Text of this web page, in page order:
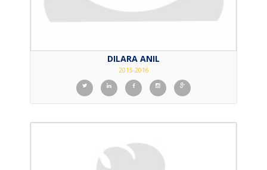
DILARA ANIL
2015-2016